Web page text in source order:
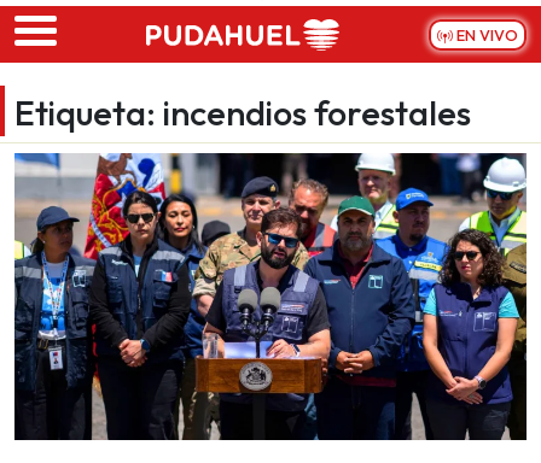
Skip to main content
EN VIVO
Etiqueta: incendios forestales